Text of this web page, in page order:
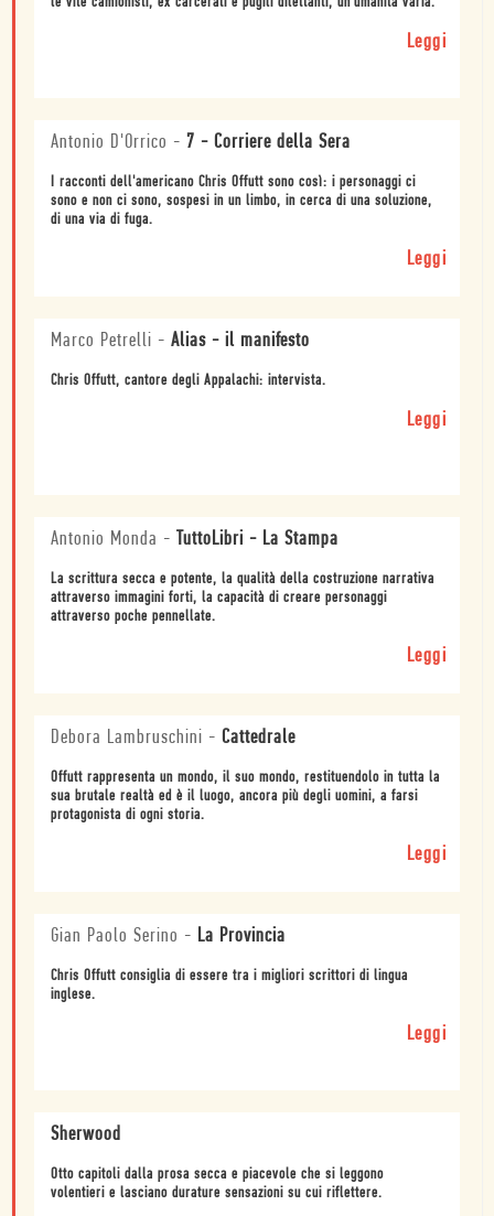
Leggi
Antonio D'Orrico - 7 - Corriere della Sera
I racconti dell'americano Chris Offutt sono così: i personaggi ci
sono e non ci sono, sospesi in un limbo, in cerca di una soluzione,
di una via di fuga.
Leggi
Marco Petrelli - Alias - il manifesto
Chris Offutt, cantore degli Appalachi: intervista.
Leggi
Antonio Monda - TuttoLibri - La Stampa
La scrittura secca e potente, la qualità della costruzione narrativa
attraverso immagini forti, la capacità di creare personaggi
attraverso poche pennellate.
Leggi
Debora Lambruschini - Cattedrale
Offutt rappresenta un mondo, il suo mondo, restituendolo in tutta la
sua brutale realtà ed è il luogo, ancora più degli uomini, a farsi
protagonista di ogni storia.
Leggi
Gian Paolo Serino - La Provincia
Chris Offutt consiglia di essere tra i migliori scrittori di lingua
inglese.
Leggi
Sherwood
Otto capitoli dalla prosa secca e piacevole che si leggono
volentieri e lasciano durature sensazioni su cui riflettere.